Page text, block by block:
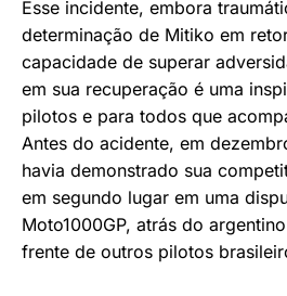
Esse incidente, embora
determinação de Mitiko em
capacidade de superar
em sua recuperação é uma
pilotos e para todos que
Antes do acidente, em
havia demonstrado sua
em segundo lugar em uma
Moto1000GP, atrás do
frente de outros pilotos